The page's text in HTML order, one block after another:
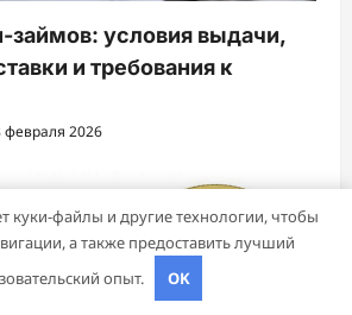
займов: условия выдачи,
и требования к
февраля 2026
куки-файлы и другие технологии, чтобы
а также предоставить лучший
опыт.
OK